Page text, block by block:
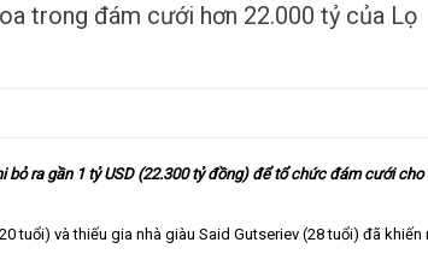
trong đám cưới hơn 22.000 tỷ của Lọ
ra gần 1 tỷ USD (22.300 tỷ đồng) để tổ chức đám cưới cho
tuổi) và thiếu gia nhà giàu Said Gutseriev (28 tuổi) đã khiến